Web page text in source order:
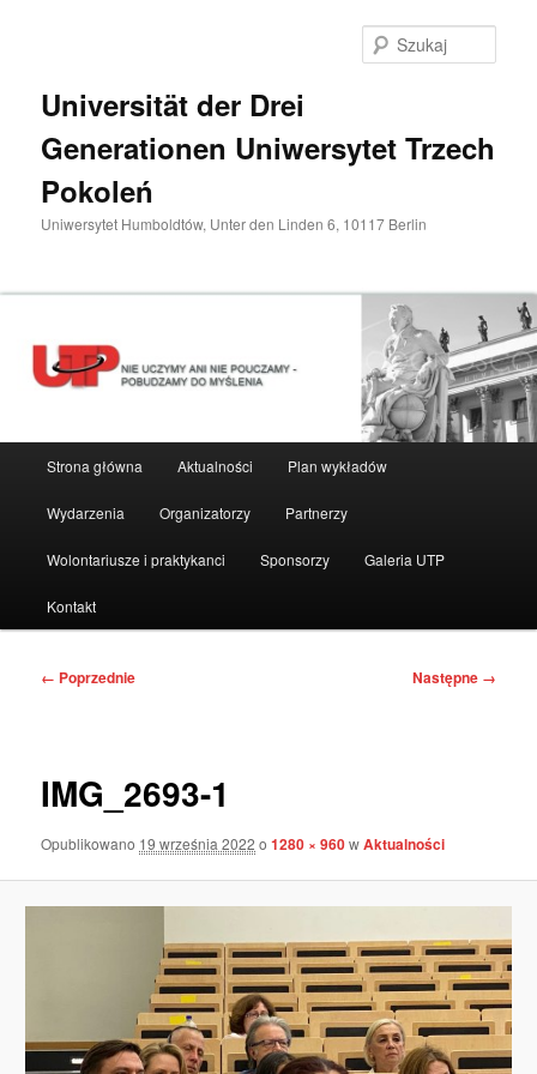
Universität der Drei
Generationen Uniwersytet Trzech
Pokoleń
Uniwersytet Humboldtów, Unter den Linden 6, 10117 Berlin
Strona główna Aktualności Plan wykładów
Wydarzenia Organizatorzy Partnerzy
Wolontariusze i praktykanci Sponsorzy Galeria UTP
Kontakt
Nawigacja
← Poprzednie Następne →
IMG_2693-1
Opublikowano 19 września 2022 o1280 × 960wAktualności